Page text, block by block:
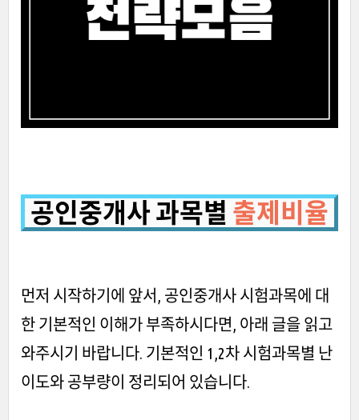
공인중개사 과목별 출제비율
먼저 시작하기에 앞서, 공인중개사 시험과목에 대
한 기본적인 이해가 부족하시다면, 아래 글을 읽고
와주시기 바랍니다. 기본적인 1,2차 시험과목별 난
이도와 공부량이 정리되어 있습니다.